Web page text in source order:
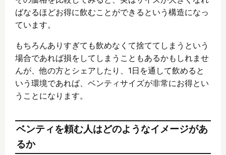
ばなるほどお得に飲むことができるという構造になっ
ています。
もちろんありすぎても飲めなくて捨ててしまうという
場合であれば損をしてしまうこともあるかもしれませ
んが、他の方とシェアしたり、1日を通して飲めると
いう環境であれば、ベンティサイズが非常にお得とい
うことになります。
ベンティを頼む人はどのようなイメージがあ
るか